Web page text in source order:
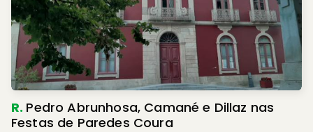
R. Pedro Abrunhosa, Camané e Dillaz nas
Festas de Paredes Coura